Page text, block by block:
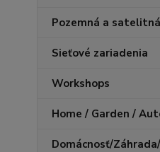
Pozemná a
Sieťové zariadenia
Workshops
Home / Garden /
Domácnosť/